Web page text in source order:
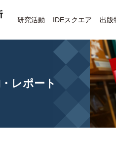
研究活動 IDEスクエア 出版
レポート